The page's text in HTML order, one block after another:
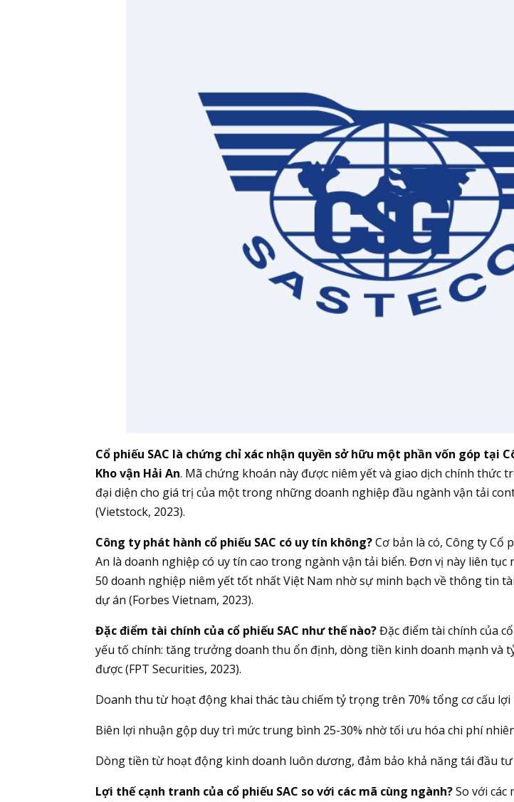
Cổ phiếu SAC là chứng chỉ xác nhận quyền sở hữu một phần vốn góp tại
Kho vận Hải An. Mã chứng khoán này được niêm yết và giao dịch chính thức
đại diện cho giá trị của một trong những doanh nghiệp đầu ngành vận tải
(Vietstock, 2023).
Công ty phát hành cổ phiếu SAC có uy tín không?Cơ bản là có, Công ty Cổ
An là doanh nghiệp có uy tín cao trong ngành vận tải biển. Đơn vị này liên tục
50 doanh nghiệp niêm yết tốt nhất Việt Nam nhờ sự minh bạch về thông tin
dự án (Forbes Vietnam, 2023).
Đặc điểm tài chính của cổ phiếu SAC như thế nào?Đặc điểm tài chính của
yếu tố chính: tăng trưởng doanh thu ổn định, dòng tiền kinh doanh mạnh và
được (FPT Securities, 2023).
Doanh thu từ hoạt động khai thác tàu chiếm tỷ trọng trên 70% tổng cơ cấu lợi
Biên lợi nhuận gộp duy trì mức trung bình 25-30% nhờ tối ưu hóa chi phí
Dòng tiền từ hoạt động kinh doanh luôn dương, đảm bảo khả năng tái đầu
Lợi thế cạnh tranh của cổ phiếu SAC so với các mã cùng ngành?So với các